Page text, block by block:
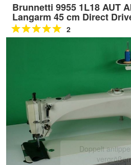
Brunnetti 9955 1L18 AUT
Langarm 45 cm Direct
2
Doppelt